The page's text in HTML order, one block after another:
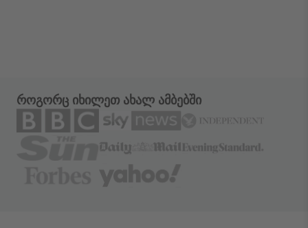
როგორც იხილეთ ახალ ამბებში